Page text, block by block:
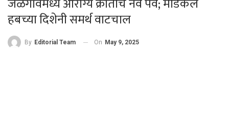
हबच्या दिशेनी समर्थ वाटचाल
By Editorial Team On May 9, 2025